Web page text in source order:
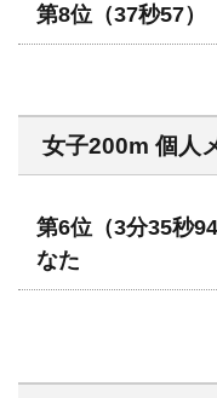
第8位（37秒57
女子200m 個人
第6位（3分35秒
なた